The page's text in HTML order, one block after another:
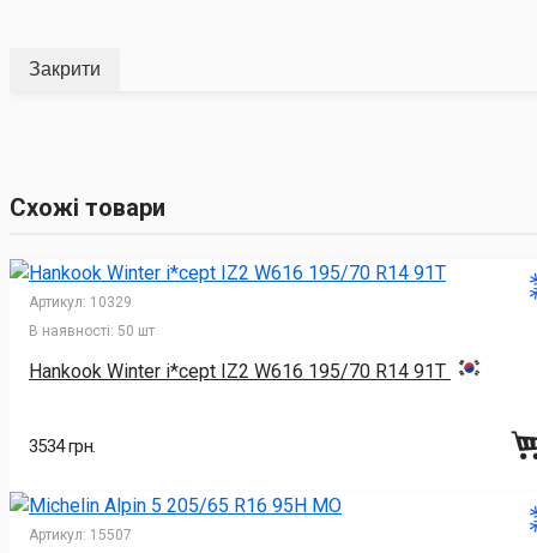
Закрити
Схожі товари
Артикул: 10329
В наявності: 50 шт
Hankook Winter i*cept IZ2 W616 195/70 R14 91T
3534 грн.
Артикул: 15507